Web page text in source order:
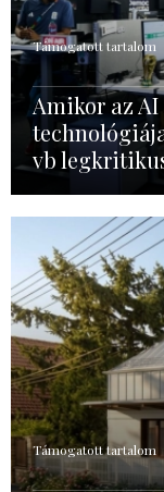
Támogatott tartalom
Amikor az
vb
Támogatott tartalom